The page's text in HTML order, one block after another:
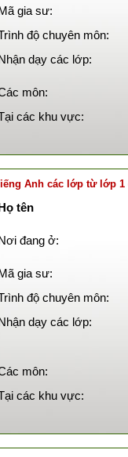
gia sư:
độ chuyên môn:
dạy các lớp:
môn:
các khu vực:
Anh các lớp từ lớp 1
tên
đang ở:
gia sư:
độ chuyên môn:
dạy các lớp:
môn:
các khu vực: